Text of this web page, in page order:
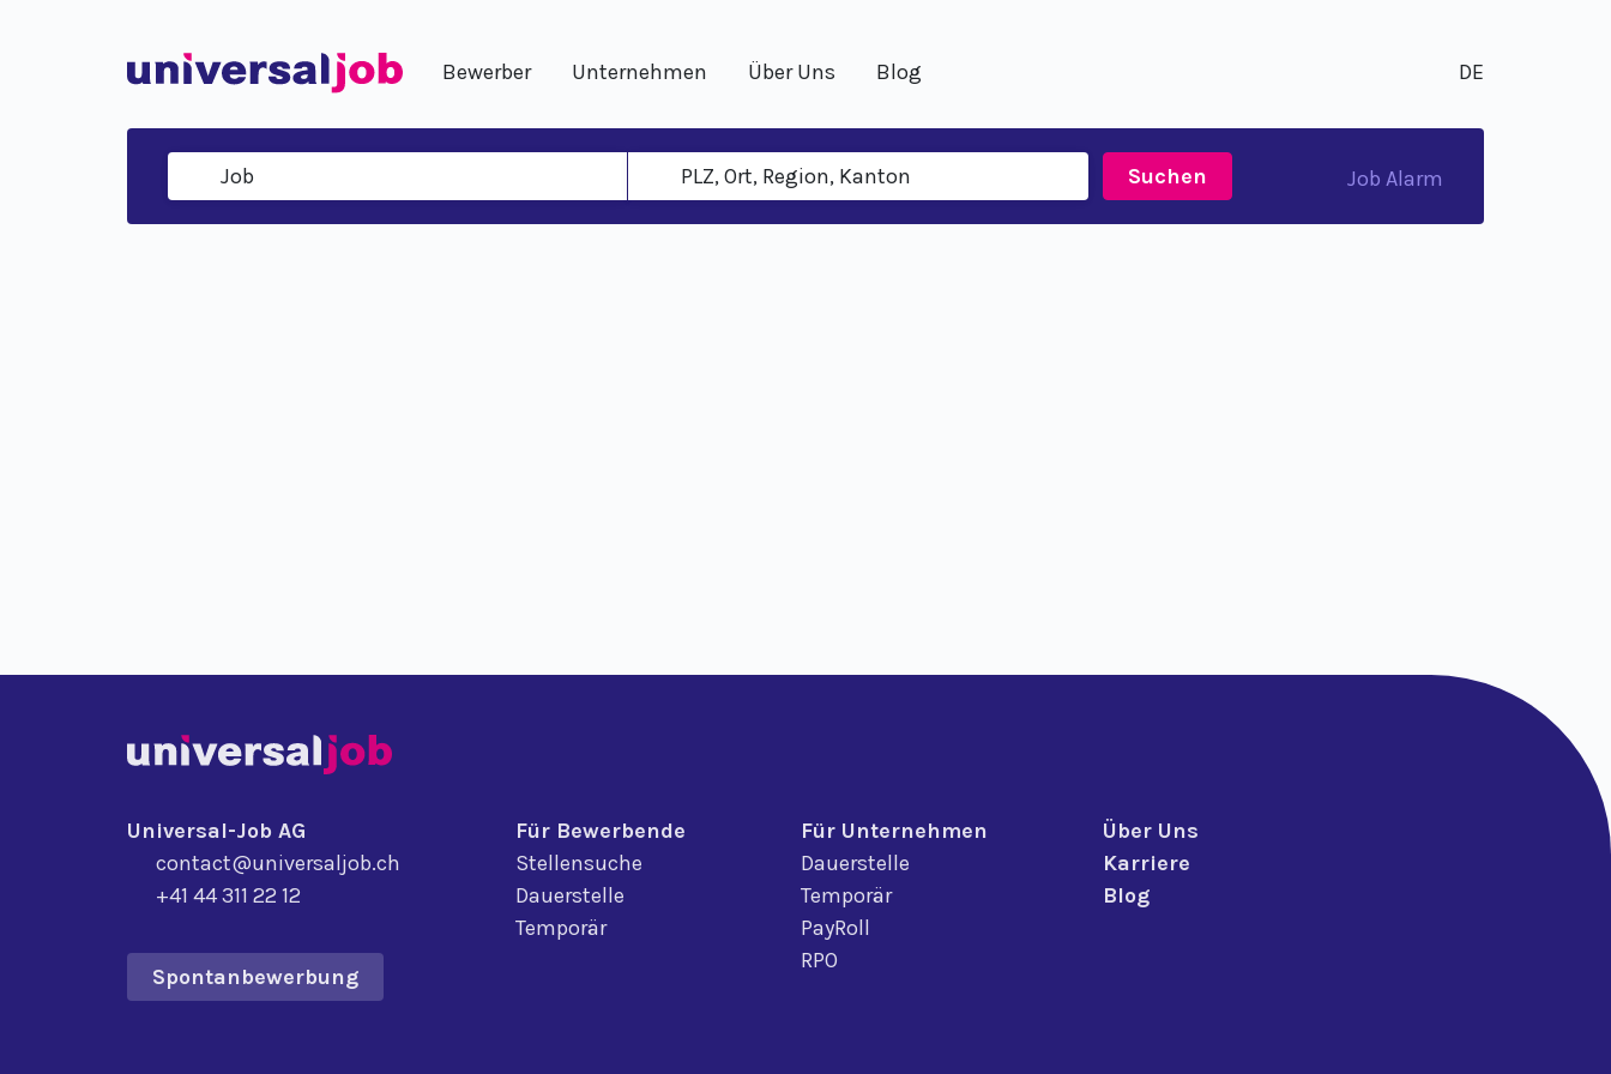
Bewerber Unternehmen Über Uns Blog DE
Suchen Job Alarm
Universal-Job AG
contact@universaljob.ch
+41 44 311 22 12
Spontanbewerbung
Für Bewerbende
Stellensuche
Dauerstelle
Temporär
Für Unternehmen
Dauerstelle
Temporär
PayRoll
RPO
Über Uns
Karriere
Blog